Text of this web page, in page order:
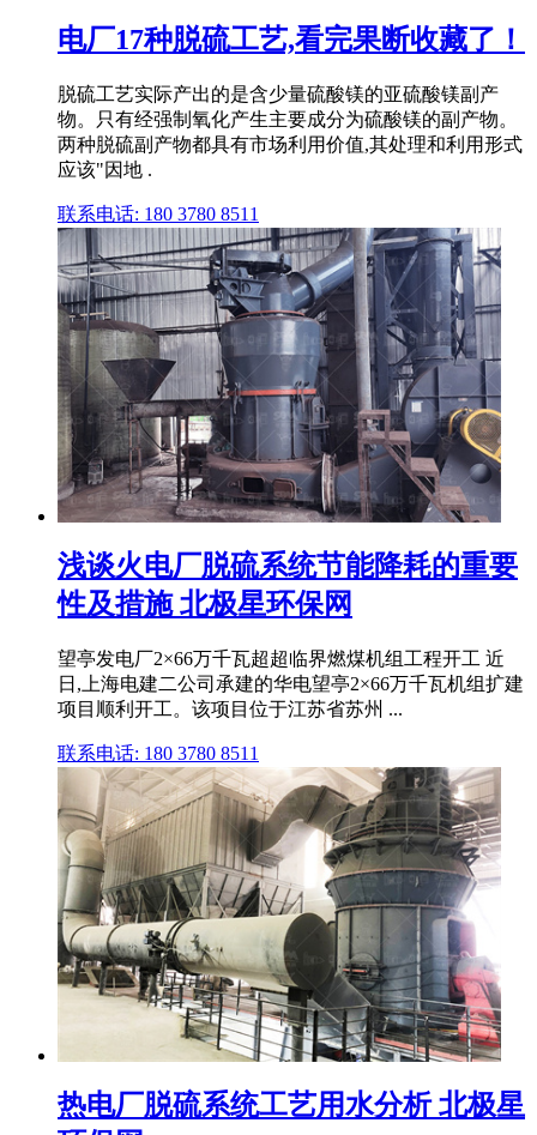
电厂17种脱硫工艺,看完果断收藏了！
脱硫工艺实际产出的是含少量硫酸镁的亚硫酸镁副产
物。只有经强制氧化产生主要成分为硫酸镁的副产物。
两种脱硫副产物都具有市场利用价值,其处理和利用形式
应该"因地 .
联系电话: 180 3780 8511
浅谈火电厂脱硫系统节能降耗的重要
性及措施 北极星环保网
望亭发电厂2×66万千瓦超超临界燃煤机组工程开工 近
日,上海电建二公司承建的华电望亭2×66万千瓦机组扩建
项目顺利开工。该项目位于江苏省苏州 ...
联系电话: 180 3780 8511
热电厂脱硫系统工艺用水分析 北极星